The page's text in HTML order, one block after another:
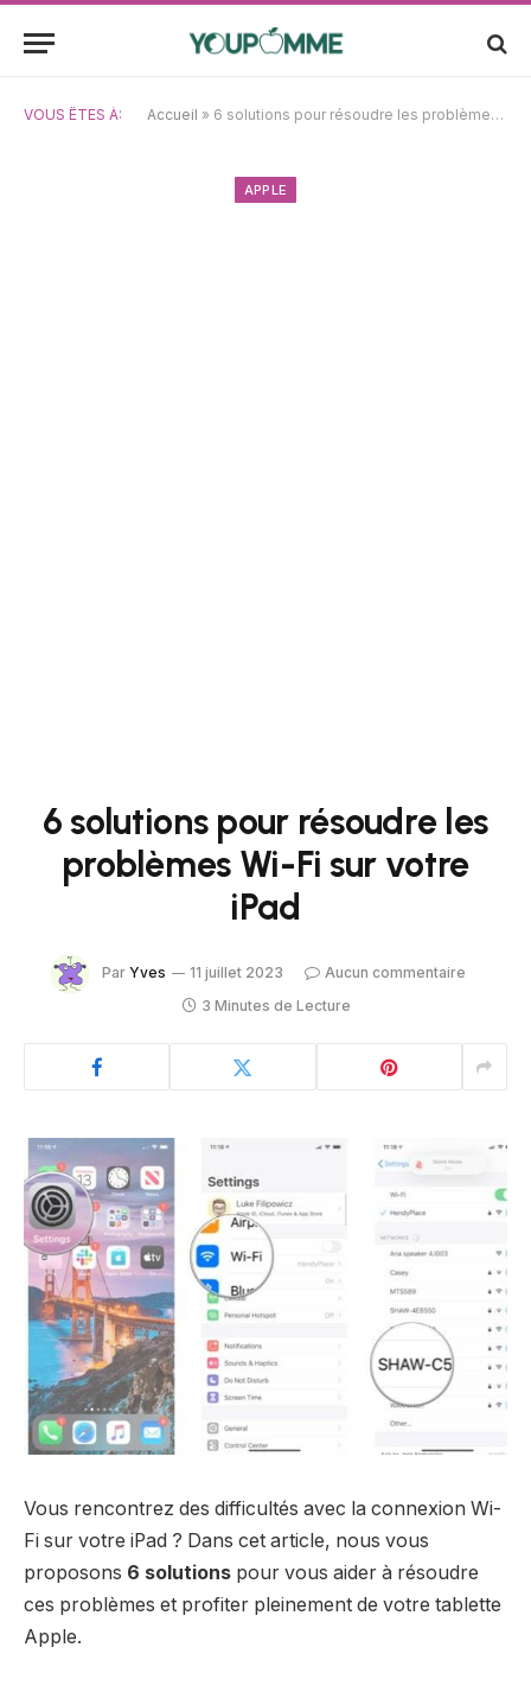
VOUS ÊTES À: Accueil » 6 solutions pour résoudre les problèmes Wi-Fi sur votre iPad
APPLE
6 solutions pour résoudre les
problèmes Wi-Fi sur votre
iPad
Par Yves 11 juillet 2023
Aucun commentaire
3 Minutes de Lecture
Vous rencontrez des difficultés avec la connexion Wi-
Fi sur votre iPad ? Dans cet article, nous vous
proposons 6 solutions pour vous aider à résoudre
ces problèmes et profiter pleinement de votre tablette
Apple.